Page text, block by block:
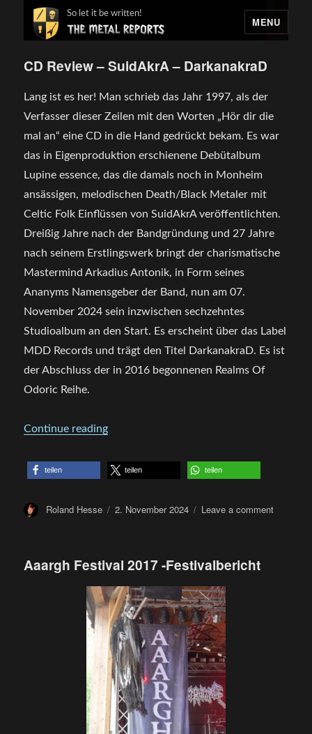
MENU
So let it be written!
CD Review – SuidAkrA – DarkanakraD
Lang ist es her! Man schrieb das Jahr 1997, als der
Verfasser dieser Zeilen mit den Worten „Hör dir die
mal an“ eine CD in die Hand gedrückt bekam. Es war
das in Eigenproduktion erschienene Debütalbum
Lupine essence, das die damals noch in Monheim
ansässigen, melodischen Death/Black Metaler mit
Celtic Folk Einflüssen von SuidAkrA veröffentlichten.
Dreißig Jahre nach der Bandgründung und 27 Jahre
nach seinem Erstlingswerk bringt der charismatische
Mastermind Arkadius Antonik, in Form seines
Ananyms Namensgeber der Band, nun am 07.
November 2024 sein inzwischen sechzehntes
Studioalbum an den Start. Es erscheint über das Label
MDD Records und trägt den Titel DarkanakraD. Es ist
der Abschluss der in 2016 begonnenen Realms Of
Odoric Reihe.
Continue reading„CD Review – SuidAkrA – DarkanakraD“
teilen teilen teilen
Author
Roland Hesse
Posted
2. November 2024 Leave a commenton
Aaargh Festival 2017 -Festivalbericht